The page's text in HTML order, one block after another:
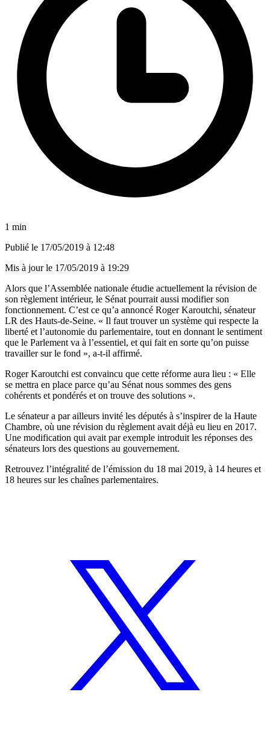
1 min
Publié le 17/05/2019 à 12:48
Mis à jour le 17/05/2019 à 19:29
Alors que l’Assemblée nationale étudie actuellement la révision de
son règlement intérieur, le Sénat pourrait aussi modifier son
fonctionnement. C’est ce qu’a annoncé Roger Karoutchi, sénateur
LR des Hauts-de-Seine. « Il faut trouver un système qui respecte la
liberté et l’autonomie du parlementaire, tout en donnant le sentiment
que le Parlement va à l’essentiel, et qui fait en sorte qu’on puisse
travailler sur le fond », a-t-il affirmé.
Roger Karoutchi est convaincu que cette réforme aura lieu : « Elle
se mettra en place parce qu’au Sénat nous sommes des gens
cohérents et pondérés et on trouve des solutions ».
Le sénateur a par ailleurs invité les députés à s’inspirer de la Haute
Chambre, où une révision du règlement avait déjà eu lieu en 2017.
Une modification qui avait par exemple introduit les réponses des
sénateurs lors des questions au gouvernement.
Retrouvez l’intégralité de l’émission du 18 mai 2019, à 14 heures et
18 heures sur les chaînes parlementaires.